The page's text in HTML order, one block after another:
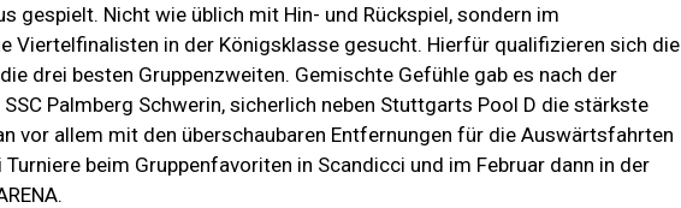
gespielt. Nicht wie üblich mit Hin- und Rückspiel, sondern im
Viertelfinalisten in der Königsklasse gesucht. Hierfür qualifizieren sich die
drei besten Gruppenzweiten. Gemischte Gefühle gab es nach der
Palmberg Schwerin, sicherlich neben Stuttgarts Pool D die stärkste
vor allem mit den überschaubaren Entfernungen für die Auswärtsfahrten
beim Gruppenfavoriten in Scandicci und im Februar dann in der